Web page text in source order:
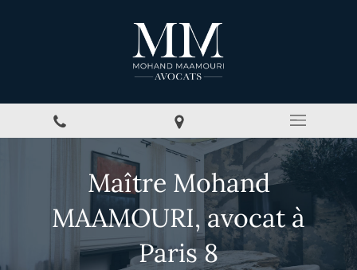
Maître Mohand
MAAMOURI, avocat à
Paris 8